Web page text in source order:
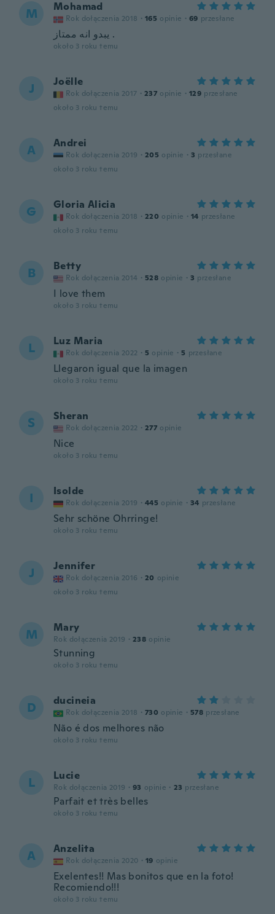
M Mohamad
Rok dołączenia 2018 · 165 opinie · 69 przesłane
يبدو انه ممتاز .
około 3 roku temu
J Joëlle
Rok dołączenia 2017 · 237 opinie · 129 przesłane
około 3 roku temu
A Andrei
Rok dołączenia 2019 · 205 opinie · 3 przesłane
około 3 roku temu
G Gloria Alicia
Rok dołączenia 2018 · 220 opinie · 14 przesłane
około 3 roku temu
B Betty
Rok dołączenia 2014 · 528 opinie · 3 przesłane
I love them
około 3 roku temu
L Luz Maria
Rok dołączenia 2022 · 5 opinie · 5 przesłane
Llegaron igual que la imagen
około 3 roku temu
S Sheran
Rok dołączenia 2022 · 277 opinie
Nice
około 3 roku temu
I Isolde
Rok dołączenia 2019 · 445 opinie · 34 przesłane
Sehr schöne Ohrringe!
około 3 roku temu
J Jennifer
Rok dołączenia 2016 · 20 opinie
około 3 roku temu
M Mary
Rok dołączenia 2019 · 238 opinie
Stunning
około 3 roku temu
D ducineia
Rok dołączenia 2018 · 730 opinie · 578 przesłane
Não é dos melhores não
około 3 roku temu
L Lucie
Rok dołączenia 2019 · 93 opinie · 23 przesłane
Parfait et très belles
około 3 roku temu
A Anzelita
Rok dołączenia 2020 · 19 opinie
Exelentes!! Mas bonitos que en la foto!
Recomiendo!!!
około 3 roku temu